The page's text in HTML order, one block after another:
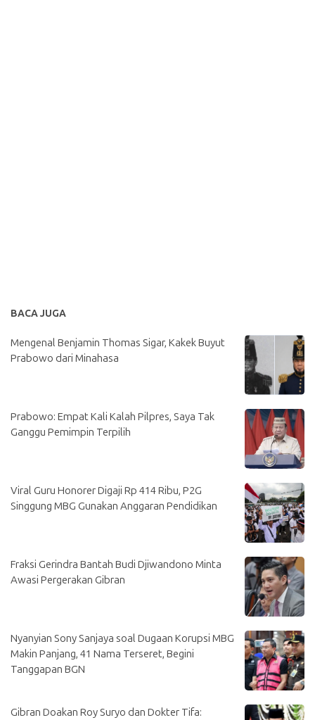
BACA JUGA
Mengenal Benjamin Thomas Sigar, Kakek Buyut
Prabowo dari Minahasa
Prabowo: Empat Kali Kalah Pilpres, Saya Tak
Ganggu Pemimpin Terpilih
Viral Guru Honorer Digaji Rp 414 Ribu, P2G
Singgung MBG Gunakan Anggaran Pendidikan
Fraksi Gerindra Bantah Budi Djiwandono Minta
Awasi Pergerakan Gibran
Nyanyian Sony Sanjaya soal Dugaan Korupsi MBG
Makin Panjang, 41 Nama Terseret, Begini
Tanggapan BGN
Gibran Doakan Roy Suryo dan Dokter Tifa: